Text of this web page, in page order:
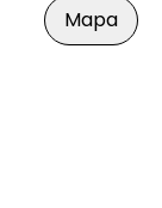
Mapa